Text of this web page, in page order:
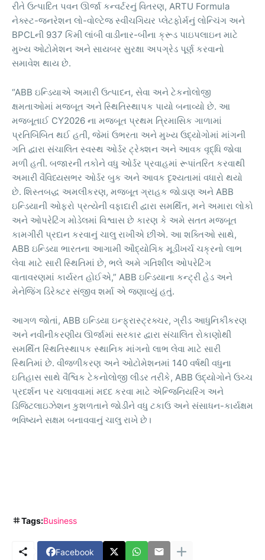
રીતે ઉત્પાદિત પવન ઊર્જા કન્વર્ટરનું વિતરણ, ARTU Formula
નેક્સ્ટ-જનરેશન લો-વોલ્ટેજ સ્વીચગિયર પ્લેટફોર્મનું લોન્ચિંગ અને
BPCLની 937 કિમી લાંબી વાડીનાર-બીના ક્રૂડ પાઇપલાઇન માટે
મુખ્ય ઓટોમેશન અને સાયબર સુરક્ષા અપગ્રેડ પૂર્ણ કરવાનો
સમાવેશ થાય છે.
“ABB ઇન્ડિયાએ અમારી ઉત્પાદન, સેવા અને ટેકનોલોજી
ક્ષમતાઓમાં મજબૂત અને સ્થિતિસ્થાપક પાયો બનાવ્યો છે. આ
મજબૂતાઈ CY2026 ના મજબૂત પ્રથમ ત્રિમાસિક ગાળામાં
પ્રતિબિંબિત થઈ હતી, જેમાં ઉભરતા અને મુખ્ય ઉદ્યોગોમાં માંગની
ગતિ દ્વારા સંચાલિત સ્વસ્થ ઓર્ડર ટ્રેક્શન અને આવક વૃદ્ધિ જોવા
મળી હતી. બજારની તકોને વધુ ઓર્ડર પ્રવાહમાં રૂપાંતરિત કરવાથી
અમારી વૈવિધ્યસભર ઓર્ડર બુક અને આવક દૃશ્યતામાં વધારો થયો
છે. શિસ્તબદ્ધ અમલીકરણ, મજબૂત ગ્રાહક જોડાણ અને ABB
ઇન્ડિયાની ઓફરો પ્રત્યેની વફાદારી દ્વારા સમર્થિત, મને અમારા લોકો
અને ઓપરેટિંગ મોડેલમાં વિશ્વાસ છે કારણ કે અમે સતત મજબૂત
કામગીરી પ્રદાન કરવાનું ચાલુ રાખીએ છીએ. આ શક્તિઓ સાથે,
ABB ઇન્ડિયા ભારતના આગામી ઔદ્યોગિક મૂડીખર્ચ ચક્રનો લાભ
લેવા માટે સારી સ્થિતિમાં છે, ભલે અમે ગતિશીલ ઓપરેટિંગ
વાતાવરણમાં કાર્યરત હોઈએ,” ABB ઇન્ડિયાના કન્ટ્રી હેડ અને
મેનેજિંગ ડિરેક્ટર સંજીવ શર્મા એ જણાવ્યું હતું.
આગળ જોતાં, ABB ઇન્ડિયા ઇન્ફ્રાસ્ટ્રક્ચર, ગ્રીડ આધુનિકીકરણ
અને નવીનીકરણીય ઊર્જામાં સરકાર દ્વારા સંચાલિત રોકાણોથી
સમર્થિત સ્થિતિસ્થાપક સ્થાનિક માંગનો લાભ લેવા માટે સારી
સ્થિતિમાં છે. વીજળીકરણ અને ઓટોમેશનમાં 140 વર્ષથી વધુના
ઇતિહાસ સાથે વૈશ્વિક ટેકનોલોજી લીડર તરીકે, ABB ઉદ્યોગોને ઉચ્ચ
પ્રદર્શન પર ચલાવવામાં મદદ કરવા માટે એન્જિનિયરિંગ અને
ડિજિટલાઇઝેશન કુશળતાને જોડીને વધુ ટકાઉ અને સંસાધન-કાર્યક્ષમ
ભવિષ્યને સક્ષમ બનાવવાનું ચાલુ રાખે છે।
Tags:Business
Facebook